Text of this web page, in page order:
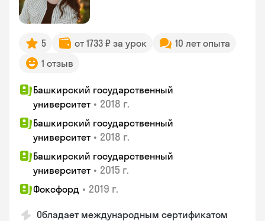
5 от 1733 ₽ за урок
10 лет опыта
1 отзыв
Башкирский государственный
университет • 2018 г.
Башкирский государственный
университет • 2018 г.
Башкирский государственный
университет • 2015 г.
Фоксфорд • 2019 г.
Обладает международным сертификатом